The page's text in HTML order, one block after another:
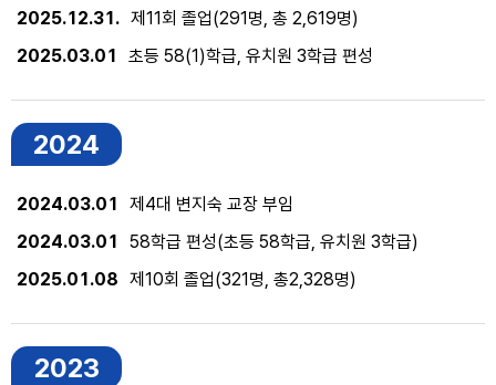
2025.12.31. 제11회 졸업(291명, 총 2,619명)
2025.03.01
초등 58(1)학급, 유치원 3학급 편성
2024
2024.03.01
제4대 변지숙 교장 부임
2024.03.01
58학급 편성(초등 58학급, 유치원 3학급)
2025.01.08 제10회 졸업(321명, 총2,328명)
2023